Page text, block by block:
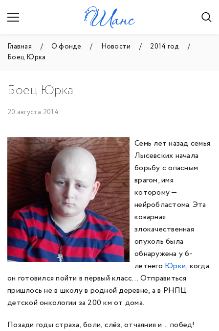
Главная О фонде Новости
2014 год
Боец Юрка
Боец Юрка
20 августа 2014
Семь лет назад семья
Лысевских начала
борьбу с опасным
врагом, имя
которому —
нейробластома. Эта
коварная
злокачественная
опухоль была
обнаружена у 6-
летнего Юрки, когда
он готовился пойти в первый класс… Отправиться
пришлось не в школу в родной деревне, а в РНПЦ
детской онкологии за 200 км от дома.
Позади годы страха, боли, слёз, отчаяния и… побед!